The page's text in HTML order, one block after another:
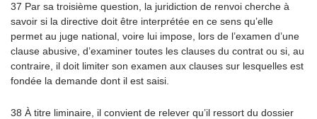
37 Par sa troisième question, la juridiction de renvoi cherche à
savoir si la directive doit être interprétée en ce sens qu’elle
permet au juge national, voire lui impose, lors de l’examen d’une
clause abusive, d’examiner toutes les clauses du contrat ou si, au
contraire, il doit limiter son examen aux clauses sur lesquelles est
fondée la demande dont il est saisi.
38 À titre liminaire, il convient de relever qu’il ressort du dossier